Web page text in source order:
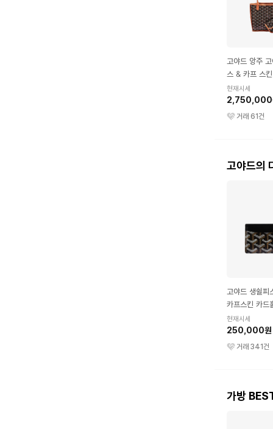
고야드 앙주
스 & 카프 스
미니 블랙 & 탄
현재시세
2,750,000
거래 61건
고야드의
고야드 생쉴피
카프스킨 카드
현재시세
250,000원
거래 341건
가방